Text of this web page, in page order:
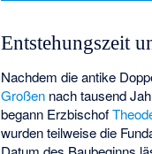
Entstehungszeit
Nachdem die antike
Großen nach tausend
begann Erzbischof
wurden teilweise die